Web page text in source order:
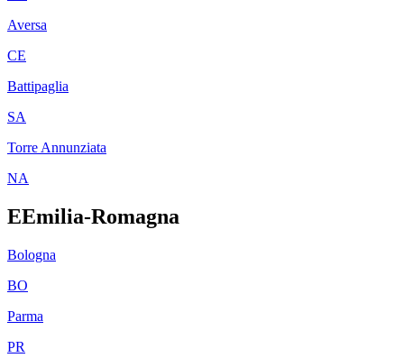
Aversa
CE
Battipaglia
SA
Torre Annunziata
NA
EEmilia-Romagna
Bologna
BO
Parma
PR